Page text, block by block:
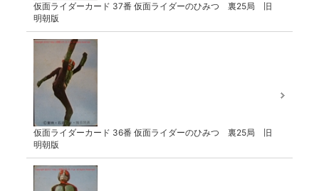
仮面ライダーカード 37番 仮面ライダーのひみつ 裏25局 旧
明朝版
仮面ライダーカード 36番 仮面ライダーのひみつ 裏25局 旧
明朝版